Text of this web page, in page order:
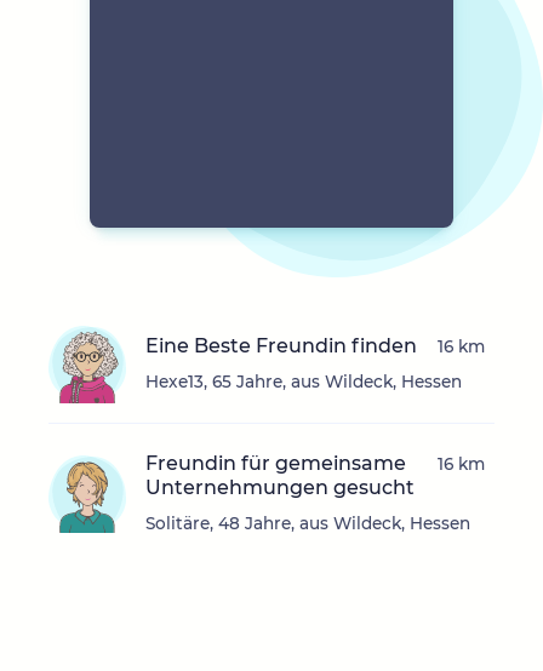
Eine Beste Freundin finden
Hexe13, 65 Jahre, aus Wildeck, Hessen
16 km
Freundin für gemeinsame
Unternehmungen gesucht
Solitäre, 48 Jahre, aus Wildeck, Hessen
16 km